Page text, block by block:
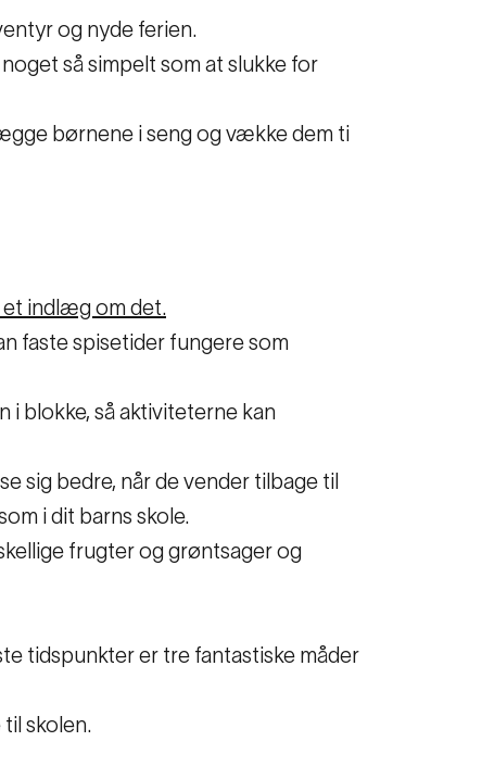
og nyde ferien.
så simpelt som at slukke for
børnene i seng og vække dem ti
et indlæg om det.
faste spisetider fungere som
i blokke, så aktiviteterne kan
sig bedre, når de vender tilbage til
i dit barns skole.
frugter og grøntsager og
tidspunkter er tre fantastiske måder
skolen.